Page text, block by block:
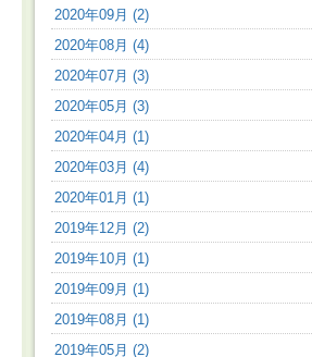
2020年09月 (2)
2020年08月 (4)
2020年07月 (3)
2020年05月 (3)
2020年04月 (1)
2020年03月 (4)
2020年01月 (1)
2019年12月 (2)
2019年10月 (1)
2019年09月 (1)
2019年08月 (1)
2019年05月 (2)